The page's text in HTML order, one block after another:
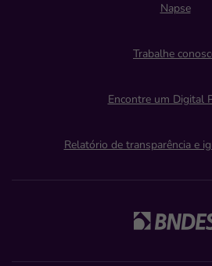
Napse
Trabalhe
Encontre um Digital
Relatório de transparência e